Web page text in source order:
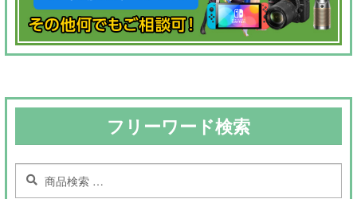
フリーワード検索